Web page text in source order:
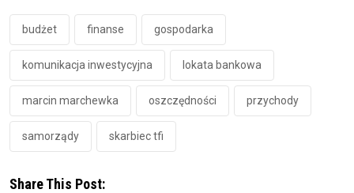
budżet finanse gospodarka
komunikacja inwestycyjna lokata bankowa
marcin marchewka oszczędności przychody
samorządy skarbiec tfi
Share This Post: